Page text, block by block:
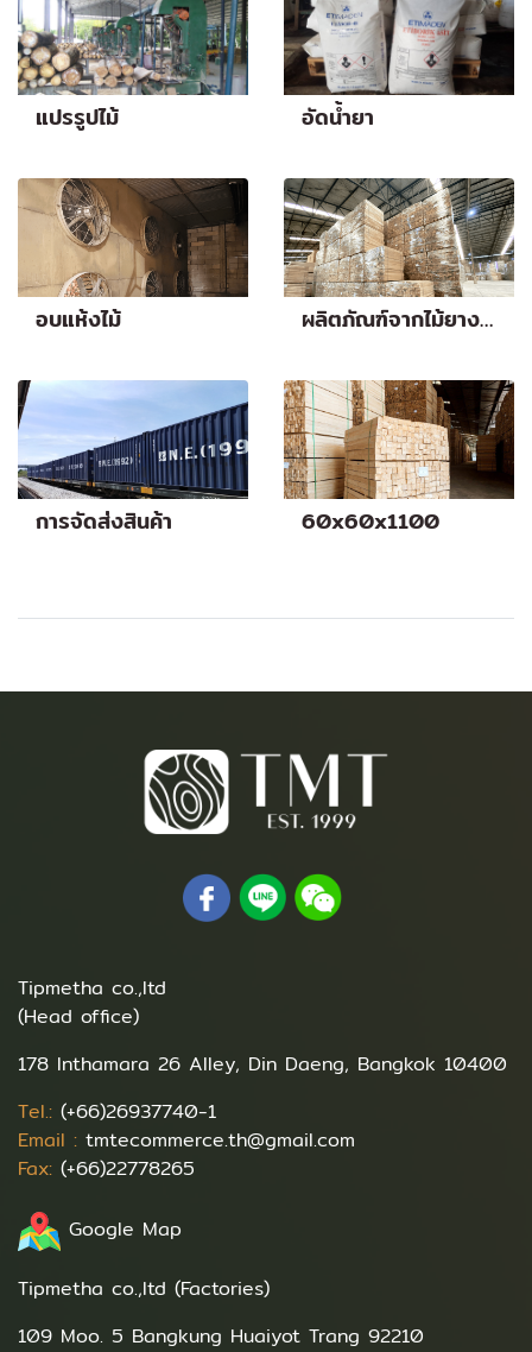
แปรรูปไม้ อัดน้ำยา
อบแห้งไม้ ผลิตภัณฑ์จากไม้ยางพารา
การจัดส่งสินค้า 60x60x1100
Tipmetha co.,ltd
(Head office)
178 Inthamara 26 Alley, Din Daeng, Bangkok 10400
Tel.: (+66)26937740-1
Email : tmtecommerce.th@gmail.com
Fax: (+66)22778265
Google Map
Tipmetha co.,ltd (Factories)
109 Moo. 5 Bangkung Huaiyot Trang 92210